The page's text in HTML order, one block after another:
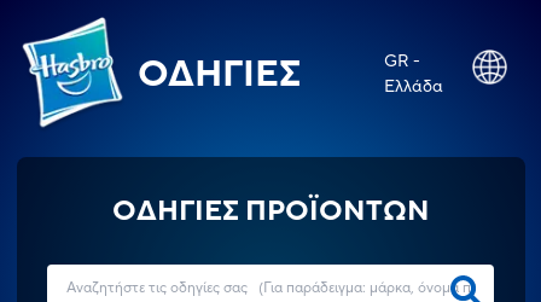
ΟΔΗΓΊΕΣ
GR -
Ελλάδα
ΟΔΗΓΙΕΣ ΠΡΟΪΟΝΤΩΝ